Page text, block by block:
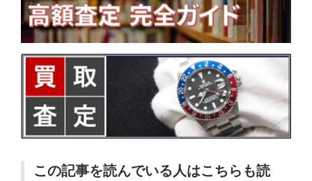
この記事を読んでいる人はこちらも読